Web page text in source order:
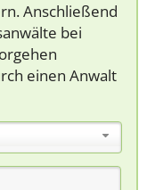
Anschließend
bei
einen Anwalt